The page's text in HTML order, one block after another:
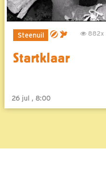
Steenuil 882x
Startklaar
26 jul , 8:00